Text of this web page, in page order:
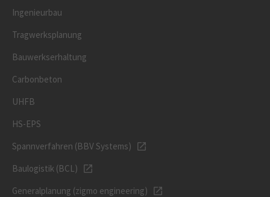
Ingenieurbau
Tragwerksplanung
Bauwerkserhaltung
Carbonbeton
UHFB
HS-EPS
Spannverfahren (BBV Systems)
Baulogistik (BCL)
Generalplanung (zigmo engineering)